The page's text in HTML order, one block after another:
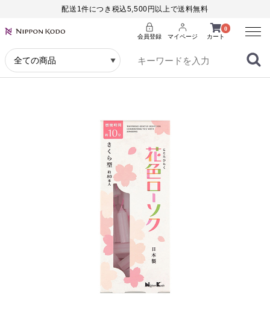
配送1件につき税込5,500円以上で送料無料
0
カート
会員登録 マイページ
Menu